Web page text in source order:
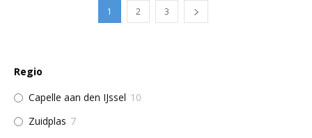
1 2 3
Regio
Capelle aan den IJssel 10
Zuidplas 7